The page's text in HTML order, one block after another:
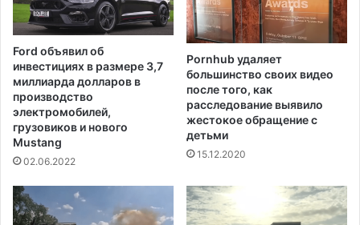
о
г
п
о
к
у
р
о
а
Б
к
с
т
и
р
о
в
н
и
Ford объявил об
инвестициях в размере 3,7
миллиарда долларов в
производство
электромобилей,
грузовиков и нового
Mustang
02.06.2022
Pornhub удаляет
большинство своих видео
после того, как
расследование выявило
жестокое обращение с
детьми
15.12.2020